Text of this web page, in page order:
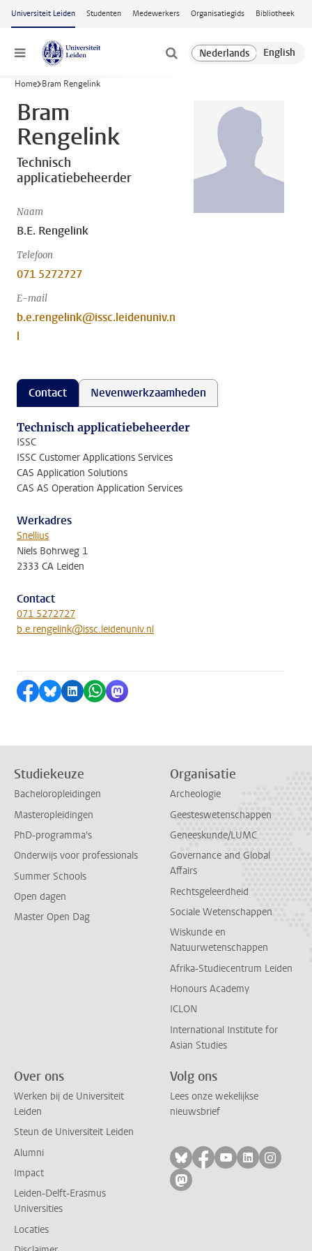
Ga naar hoofdinhoud
Universiteit Leiden Studenten Medewerkers Organisatiegids Bibliotheek
Menu
Home Bram Rengelink
Bram
Rengelink
Technisch
applicatiebeheerder
Naam
B.E. Rengelink
Telefoon
071 5272727
E-mail
b.e.rengelink@issc.leidenuniv.n
l
Contact Nevenwerkzaamheden
Technisch applicatiebeheerder
ISSC
ISSC Customer Applications Services
CAS Application Solutions
CAS AS Operation Application Services
Werkadres
Snellius
Niels Bohrweg 1
2333 CA Leiden
Contact
071 5272727
b.e.rengelink@issc.leidenuniv.nl
Delen op Facebook
Delen via Bluesky
Delen op LinkedIn
Delen via WhatsApp
Delen via Mastodon
Studiekeuze
Bacheloropleidingen
Masteropleidingen
PhD-programma's
Onderwijs voor professionals
Summer Schools
Open dagen
Master Open Dag
Organisatie
Archeologie
Geesteswetenschappen
Geneeskunde/LUMC
Governance and Global
Affairs
Rechtsgeleerdheid
Sociale Wetenschappen
Wiskunde en
Natuurwetenschappen
Afrika-Studiecentrum Leiden
Honours Academy
ICLON
International Institute for
Asian Studies
Over ons
Werken bij de Universiteit
Leiden
Steun de Universiteit Leiden
Alumni
Impact
Leiden-Delft-Erasmus
Universities
Locaties
Volg ons
Lees onze wekelijkse
nieuwsbrief
Volg ons op bluesky
Volg ons op
Volg ons op
Volg ons
Volg
Volg ons op mastodon